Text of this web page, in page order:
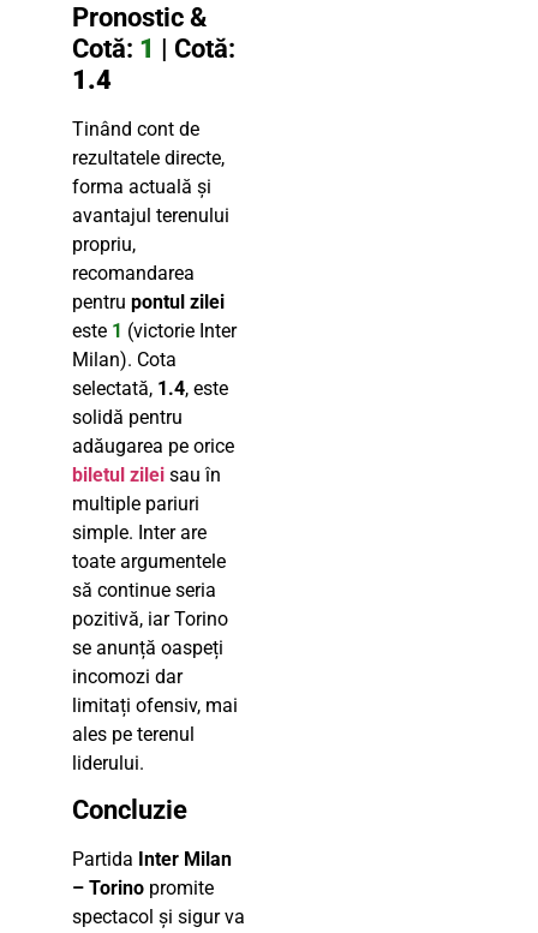
Pronostic &
Cotă: 1 | Cotă:
1.4
Tinând cont de
rezultatele directe,
forma actuală și
avantajul terenului
propriu,
recomandarea
pentru pontul zilei
este 1 (victorie Inter
Milan). Cota
selectată, 1.4, este
solidă pentru
adăugarea pe orice
biletul zilei sau în
multiple pariuri
simple. Inter are
toate argumentele
să continue seria
pozitivă, iar Torino
se anunță oaspeți
incomozi dar
limitați ofensiv, mai
ales pe terenul
liderului.
Concluzie
Partida Inter Milan
– Torino promite
spectacol și sigur va